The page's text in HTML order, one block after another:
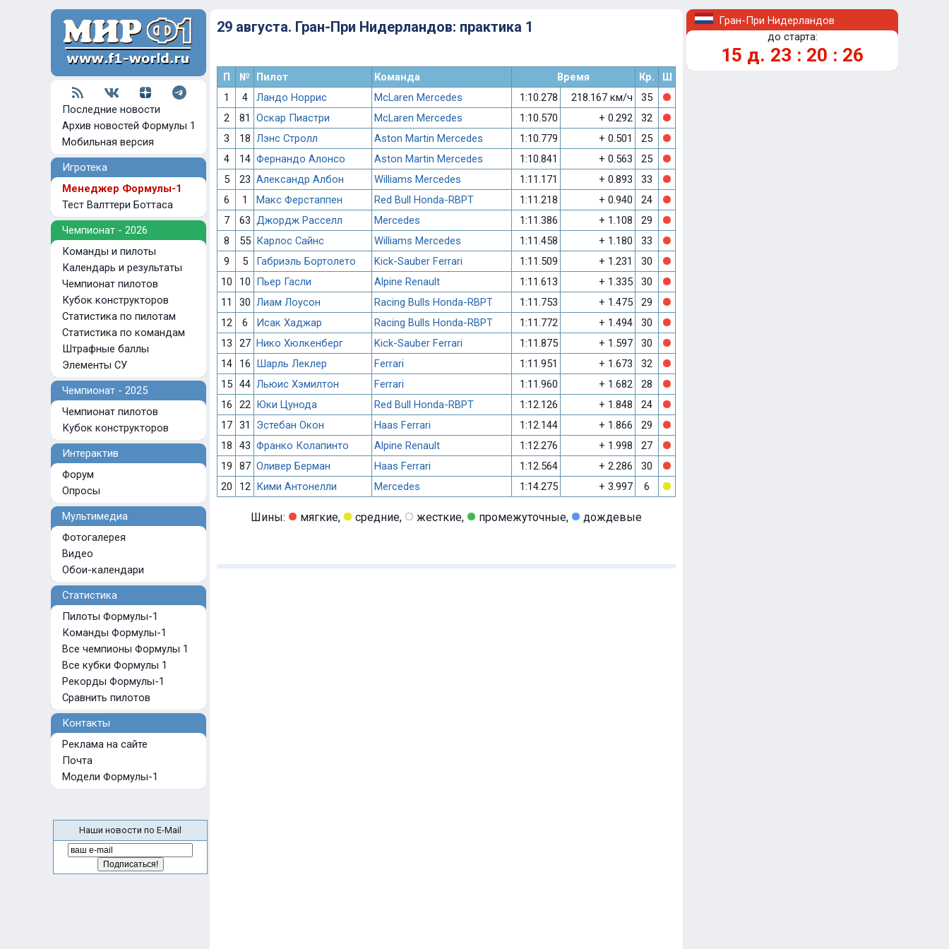
Последние новости
Архив новостей Формулы 1
Мобильная версия
Игротека
Менеджер Формулы-1
Тест Валттери Боттаса
Чемпионат - 2026
Команды и пилоты
Календарь и результаты
Чемпионат пилотов
Кубок конструкторов
Статистика по пилотам
Статистика по командам
Штрафные баллы
Элементы СУ
Чемпионат - 2025
Чемпионат пилотов
Кубок конструкторов
Интерактив
Форум
Опросы
Мультимедиа
Фотогалерея
Видео
Обои-календари
Статистика
Пилоты Формулы-1
Команды Формулы-1
Все чемпионы Формулы 1
Все кубки Формулы 1
Рекорды Формулы-1
Сравнить пилотов
Контакты
Реклама на сайте
Почта
Модели Формулы-1
Наши новости по E-Mail
29 августа. Гран-При Нидерландов: практика 1
П № Пилот Команда Время Кр.
Ш
1
4 Ландо Норрис McLaren Mercedes 1:10.278 218.167 км/ч
35
2
81 Оскар Пиастри McLaren Mercedes 1:10.570 + 0.292
32
3
18 Лэнс Стролл Aston Martin Mercedes 1:10.779 + 0.501
25
4
14 Фернандо Алонсо Aston Martin Mercedes 1:10.841 + 0.563
25
5
23 Александр Албон Williams Mercedes 1:11.171 + 0.893
33
6
1 Макс Ферстаппен Red Bull Honda-RBPT 1:11.218 + 0.940
24
7
63 Джордж Расселл Mercedes 1:11.386 + 1.108
29
8
55 Карлос Сайнс Williams Mercedes 1:11.458 + 1.180
33
9
5 Габриэль Бортолето Kick-Sauber Ferrari 1:11.509 + 1.231
30
10
10 Пьер Гасли Alpine Renault 1:11.613 + 1.335
30
11
30 Лиам Лоусон Racing Bulls Honda-RBPT 1:11.753 + 1.475
29
12
6 Исак Хаджар Racing Bulls Honda-RBPT 1:11.772 + 1.494
30
13
27 Нико Хюлкенберг Kick-Sauber Ferrari 1:11.875 + 1.597
30
14
16 Шарль Леклер Ferrari 1:11.951 + 1.673
32
15 44 Льюис Хэмилтон Ferrari 1:11.960 + 1.682
28
16
22 Юки Цунода Red Bull Honda-RBPT 1:12.126 + 1.848
24
17 31 Эстебан Окон Haas Ferrari 1:12.144 + 1.866
29
18
43 Франко Колапинто Alpine Renault 1:12.276 + 1.998
27
19
87 Оливер Берман Haas Ferrari 1:12.564 + 2.286
30
20
12 Кими Антонелли Mercedes 1:14.275 + 3.997 6
Шины: мягкие, средние, жесткие, промежуточные, дождевые
Гран-При Нидерландов
до старта:
15 д. 23 : 20 : 25